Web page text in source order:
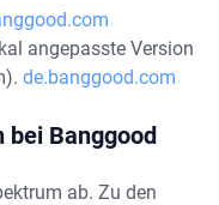
angepasste Version
de.banggood.com
Banggood
ab. Zu den